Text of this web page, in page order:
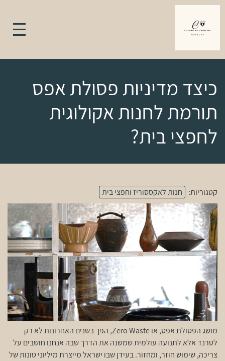
כיצד מדיניות פסולת אפס
תורמת לחנות אקולוגית
לחפצי בית?
קטגוריות: חנות לאקססוריז וחפצי בית
מושג הפסולת אפס, או Zero Waste, הפך בשנים האחרונות לא רק
לטרנד אלא לתנועה עולמית שמשנה את הדרך שבה אנחנו חושבים על
צריכה, שימוש חוזר, ומחזור. בעידן שבו ישראל מייצרת מיליוני טונות של